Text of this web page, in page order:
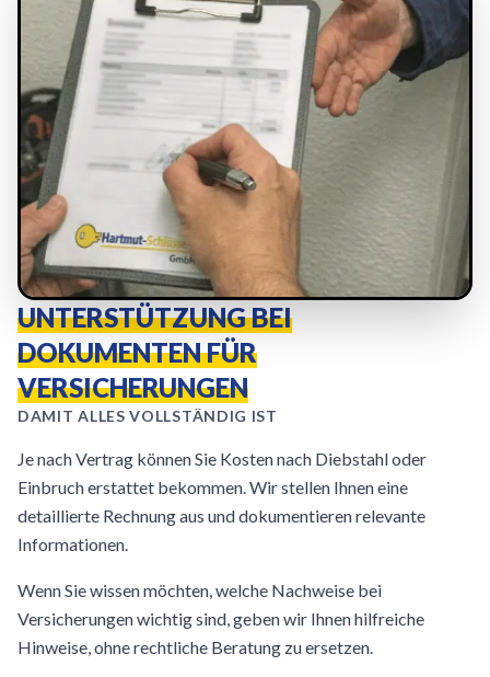
UNTERSTÜTZUNG BEI
DOKUMENTEN FÜR
VERSICHERUNGEN
DAMIT ALLES VOLLSTÄNDIG IST
Je nach Vertrag können Sie Kosten nach Diebstahl oder
Einbruch erstattet bekommen. Wir stellen Ihnen eine
detaillierte Rechnung aus und dokumentieren relevante
Informationen.
Wenn Sie wissen möchten, welche Nachweise bei
Versicherungen wichtig sind, geben wir Ihnen hilfreiche
Hinweise, ohne rechtliche Beratung zu ersetzen.